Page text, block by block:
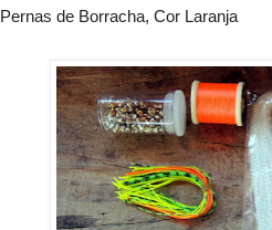
Pernas de Borracha, Cor Laranja